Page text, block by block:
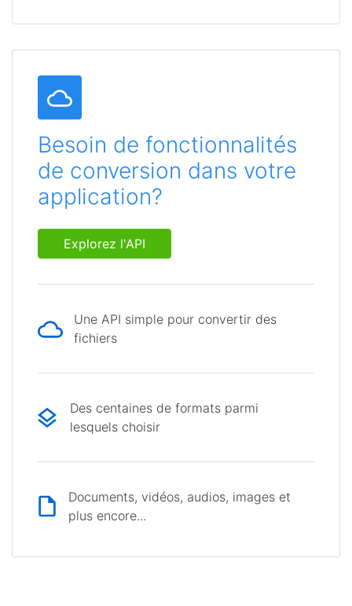
Besoin de fonctionnalités
de conversion dans votre
application?
Explorez l'API
Une API simple pour convertir des
fichiers
Des centaines de formats parmi
lesquels choisir
Documents, vidéos, audios, images et
plus encore...